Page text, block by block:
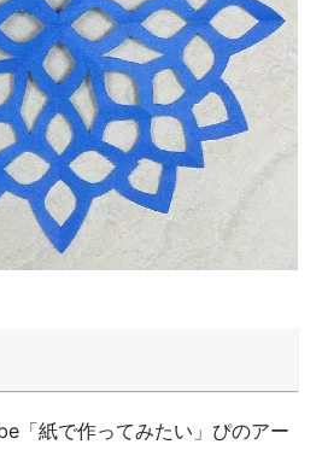
「紙で作ってみたい」ぴのアー